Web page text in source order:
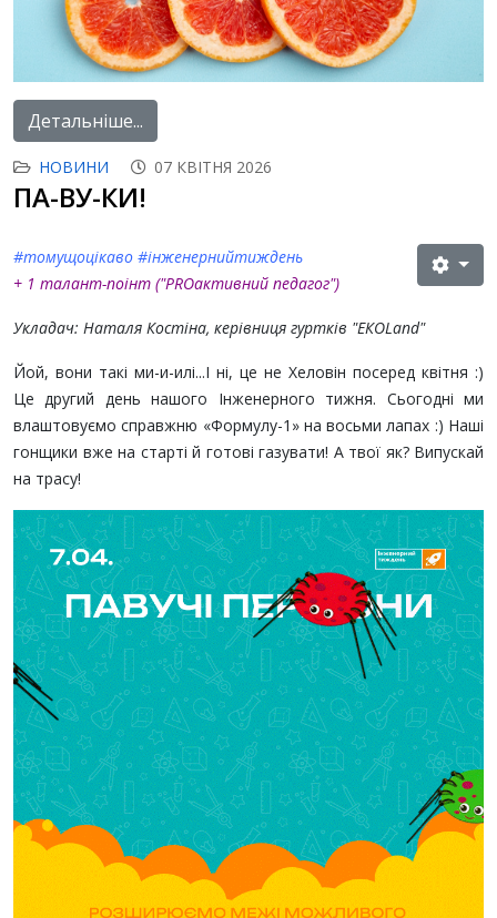
Детальніше...
НОВИНИ 07 КВІТНЯ 2026
ПА-ВУ-КИ!
#томущоцікаво #інженернийтиждень
+ 1 талант-поінт ("PROактивний педагог")
Укладач: Наталя Костіна, керівниця гуртків "ЕКОLand"
Йой, вони такі ми-и-илі...І ні, це не Хеловін посеред квітня :)
Це другий день нашого Інженерного тижня. Сьогодні ми
влаштовуємо справжню «Формулу-1» на восьми лапах :) Наші
гонщики вже на старті й готові газувати! А твої як? Випускай
на трасу!